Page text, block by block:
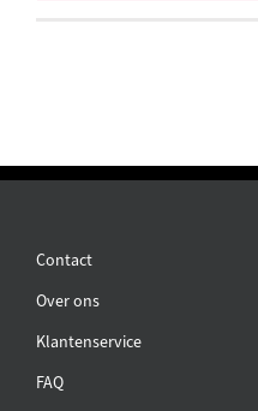
Contact
Over ons
Klantenservice
FAQ